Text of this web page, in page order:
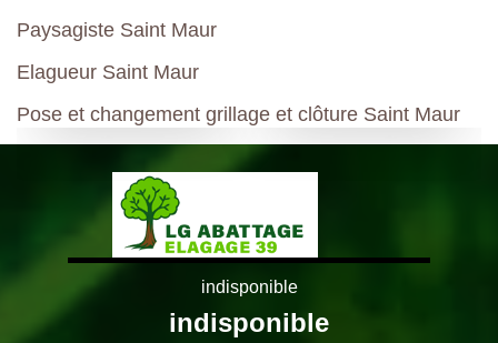
Paysagiste Saint Maur
Elagueur Saint Maur
Pose et changement grillage et clôture Saint Maur
indisponible
indisponible